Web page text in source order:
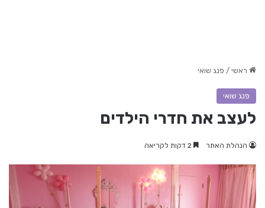
ראשי / פנג שואי
פנג שואי
לעצב את חדרי הילדים
הנהלת האתר